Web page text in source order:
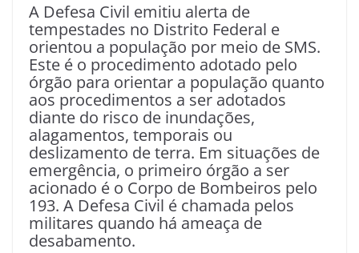
A Defesa Civil emitiu alerta de
tempestades no Distrito Federal e
orientou a população por meio de SMS.
Este é o procedimento adotado pelo
órgão para orientar a população quanto
aos procedimentos a ser adotados
diante do risco de inundações,
alagamentos, temporais ou
deslizamento de terra. Em situações de
emergência, o primeiro órgão a ser
acionado é o Corpo de Bombeiros pelo
193. A Defesa Civil é chamada pelos
militares quando há ameaça de
desabamento.